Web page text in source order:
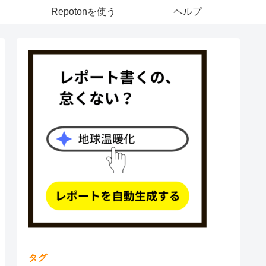
Repotonを使う ヘルプ
タグ